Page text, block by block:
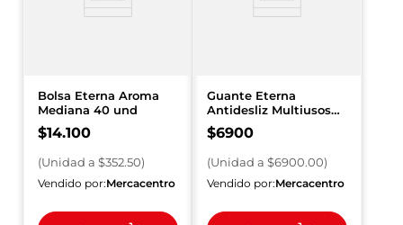
Bolsa Eterna Aroma
Mediana 40 und
$14.100
(Unidad a $352.50)
Vendido por:Mercacentro
Guante Eterna
Antidesliz Multiusos
Talla 8 Doméstico
Gratis Paño
$6900
(Unidad a $6900.00)
Vendido por:Mercacentro